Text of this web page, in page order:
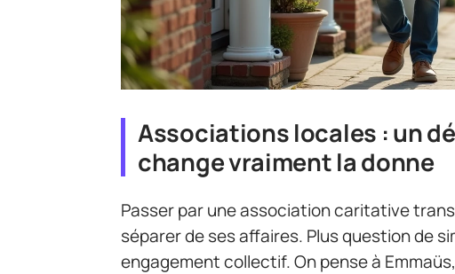
Associations locales : un
change vraiment la donne
Passer par une association caritative
séparer de ses affaires. Plus question de
engagement collectif. On pense à